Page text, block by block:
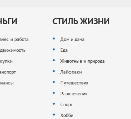
и работа
СТИЛЬ ЖИЗНИ
Дом и дача
Еда
Животные и природа
Лайфхаки
Путешествия
Развлечения
Спорт
Хобби